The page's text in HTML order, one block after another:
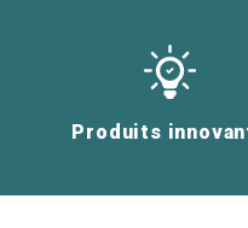
Produits